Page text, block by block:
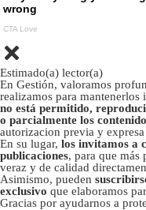
Estimado(a) lector(a)
En Gestión, valoramos
realizamos para mantenerlos
no está permitido,
o parcialmente los
autorizacion previa y
En su lugar, los invitamos a
publicaciones, para que más
veraz y de calidad
Asimismo, pueden
exclusivo que elaboramos
Gracias por ayudarnos a